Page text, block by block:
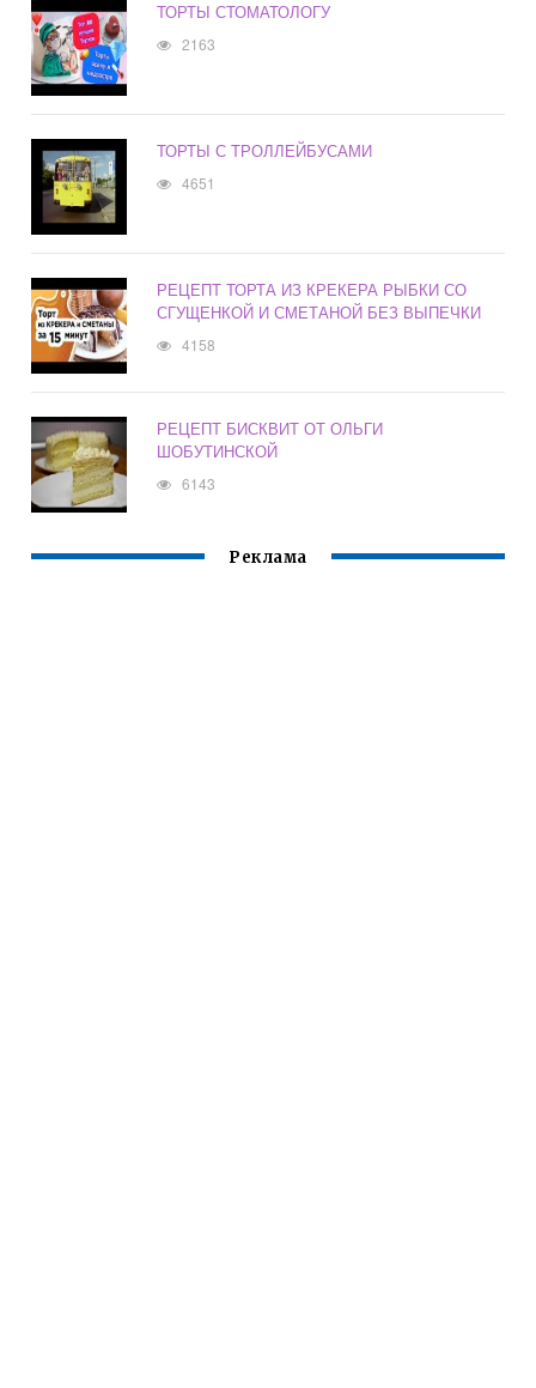
ТОРТЫ СТОМАТОЛОГУ
2163
ТОРТЫ С ТРОЛЛЕЙБУСАМИ
4651
РЕЦЕПТ ТОРТА ИЗ КРЕКЕРА РЫБКИ СО
СГУЩЕНКОЙ И СМЕТАНОЙ БЕЗ ВЫПЕЧКИ
4158
РЕЦЕПТ БИСКВИТ ОТ ОЛЬГИ
ШОБУТИНСКОЙ
6143
Реклама